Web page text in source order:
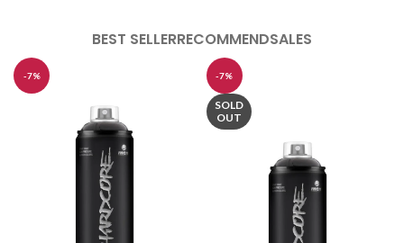
BEST SELLERRECOMMENDSALES
-7% -7%
SOLD
OUT